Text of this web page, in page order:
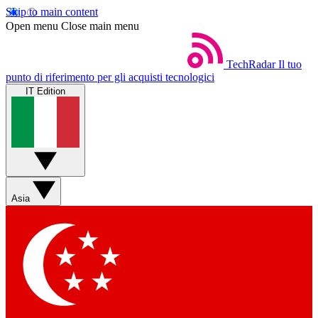
Skip to main content
Open menu Close main menu
TechRadar Il tuo
punto di riferimento per gli acquisti tecnologici
IT Edition
Asia